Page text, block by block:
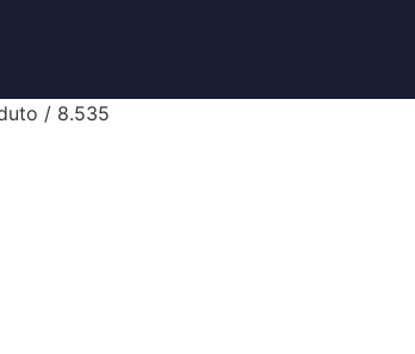
/ 8.535